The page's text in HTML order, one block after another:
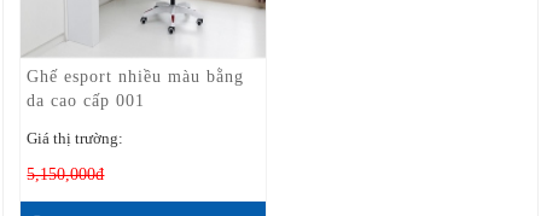
Ghế esport nhiều màu bằng
da cao cấp 001
Giá thị trường:
5,150,000đ